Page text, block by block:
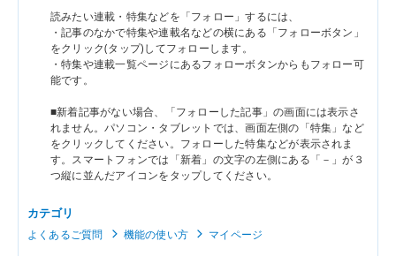
読みたい連載・特集などを「フォロー」するには、
・記事のなかで特集や連載名などの横にある「フォローボタン」
をクリック(タップ)してフォローします。
・特集や連載一覧ページにあるフォローボタンからもフォロー可
能です。
■新着記事がない場合、「フォローした記事」の画面には表示さ
れません。パソコン・タブレットでは、画面左側の「特集」など
をクリックしてください。フォローした特集などが表示されま
す。スマートフォンでは「新着」の文字の左側にある「－」が３
つ縦に並んだアイコンをタップしてください。
カテゴリ
よくあるご質問 機能の使い方 マイページ